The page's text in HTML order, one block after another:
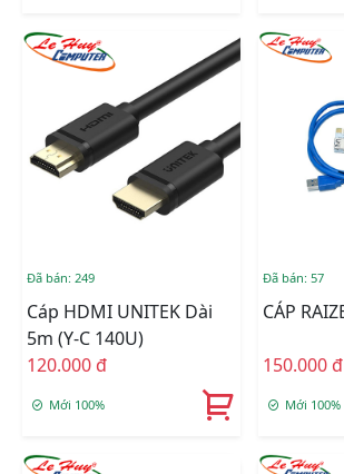
Đã bán: 249
Cáp HDMI UNITEK Dài
5m (Y-C 140U)
120.000 đ
Mới 100%
Đã bán: 57
CÁP
150.000 đ
Mới 100%